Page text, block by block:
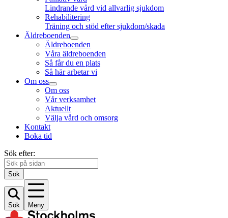
Lindrande vård vid allvarlig sjukdom
Rehabilitering
Träning och stöd efter sjukdom/skada
Äldreboenden
Äldreboenden
Våra äldreboenden
Så får du en plats
Så här arbetar vi
Om oss
Om oss
Vår verksamhet
Aktuellt
Välja vård och omsorg
Kontakt
Boka tid
Sök efter:
Sök
Sök Meny